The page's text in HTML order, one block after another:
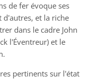
de fer évoque ses
d'autres, et la riche
dans le cadre John
l'Éventreur) et le
pertinents sur l'état